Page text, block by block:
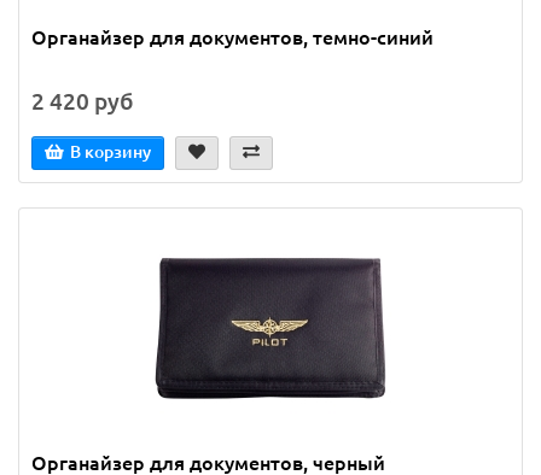
Органайзер для документов, темно-синий
2 420 руб
В корзину
Органайзер для документов, черный